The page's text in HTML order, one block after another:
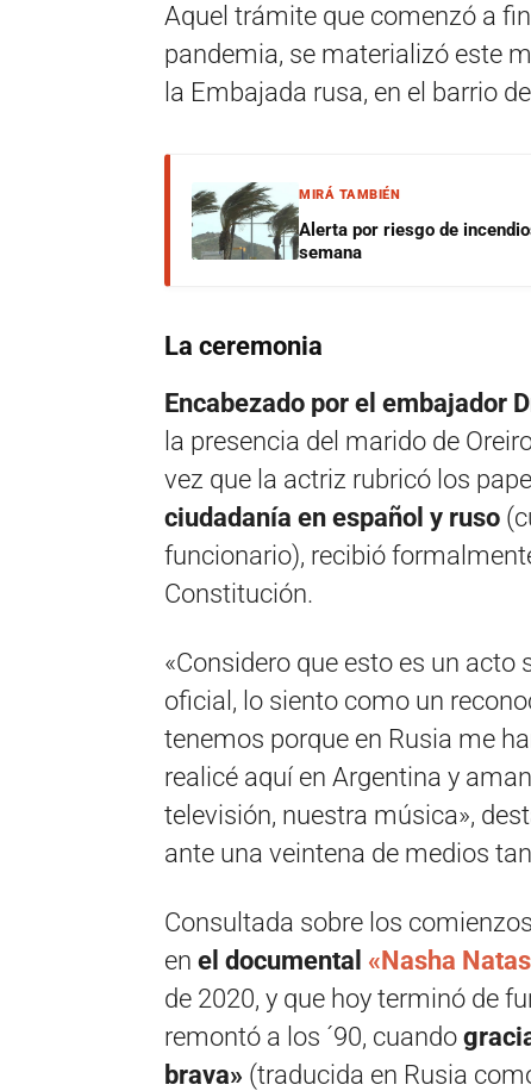
Aquel trámite que comenzó a
pandemia, se materializó este
la Embajada rusa, en el barrio
MIRÁ TAMBIÉN
Alerta por riesgo de
semana
La ceremonia
Encabezado por el embajador
la presencia del marido de
vez que la actriz rubricó los
ciudadanía en español y ruso
funcionario), recibió
Constitución.
«Considero que esto es un
oficial, lo siento como un
tenemos porque en Rusia me
realicé aquí en Argentina y
televisión, nuestra música»,
ante una veintena de medios
Consultada sobre los
en el documental «Nasha
de 2020, y que hoy terminó de
remontó a los ´90, cuando
brava» (traducida en Rusia